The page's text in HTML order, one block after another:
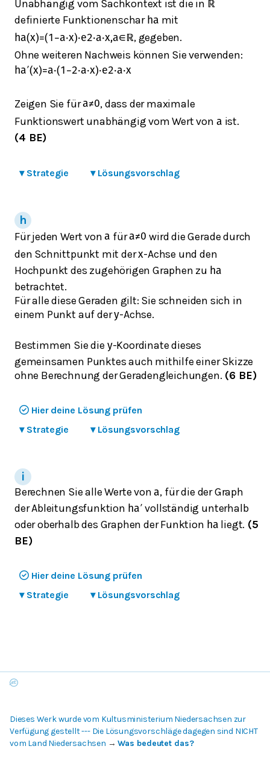
Unabhängig vom Sachkontext ist die in ℝ
definierte Funktionenschar ha mit
ha(x)=(1 −a⋅x)⋅e2⋅a⋅x,a∈ ℝ, gegeben.
Ohne weiteren Nachweis können Sie verwenden:
ha′(x)=a⋅(1 −2⋅a⋅x)⋅e2⋅a⋅x
Zeigen Sie füra≠0, dass der maximale
Funktionswert unabhängig vom Wert von a ist.
(4 BE)
▾ Strategie ▾ Lösungsvorschlag
Für jeden Wert vona füra≠0 wird die Gerade durch
den Schnittpunkt mit derx-Achse und den
Hochpunkt des zugehörigen Graphen zu ha
betrachtet.
Für alle diese Geraden gilt: Sie schneiden sich in
einem Punkt auf dery-Achse.
Bestimmen Sie die y-Koordinate dieses
gemeinsamen Punktes auch mithilfe einer Skizze
ohne Berechnung der Geradengleichungen. (6 BE)
Hier deine Lösung prüfen
▾ Strategie ▾ Lösungsvorschlag
Berechnen Sie alle Werte vona, für die der Graph
der Ableitungsfunktion ha′ vollständig unterhalb
oder oberhalb des Graphen der Funktion ha liegt. (5
BE)
Hier deine Lösung prüfen
▾ Strategie ▾ Lösungsvorschlag
Dieses Werk wurde vom Kultusministerium Niedersachsen zur
Verfügung gestellt --- Die Lösungsvorschläge dagegen sind NICHT
vom Land Niedersachsen →Was bedeutet das?